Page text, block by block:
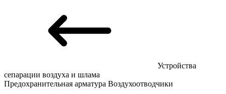
Устройства
сепарации воздуха и шлама
Предохранительная арматура Воздухоотводчики